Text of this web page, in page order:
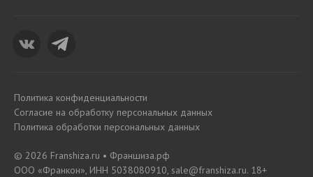
Политика конфиденциальности
Согласие на обработку персональных данных
Политика обработки персональных данных
© 2026 Franshiza.ru • Франшиза.рф
ООО «Франкон», ИНН 5038080910, sale@franshiza.ru. 18+